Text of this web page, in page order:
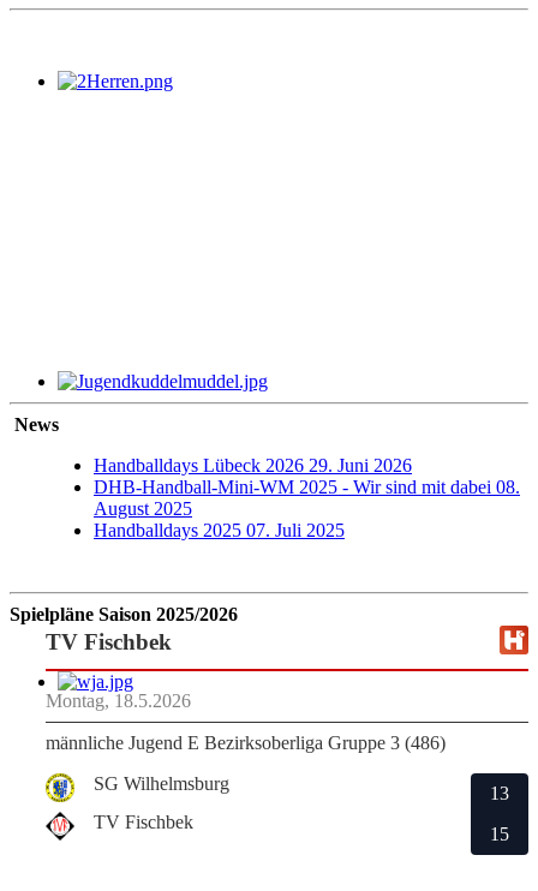
News
Handballdays Lübeck 2026 29. Juni 2026
DHB-Handball-Mini-WM 2025 - Wir sind mit dabei 08.
August 2025
Handballdays 2025 07. Juli 2025
Spielpläne Saison 2025/2026
TV Fischbek
Montag, 18.5.2026
männliche Jugend E Bezirksoberliga Gruppe 3 (486)
SG Wilhelmsburg
TV Fischbek
13
15